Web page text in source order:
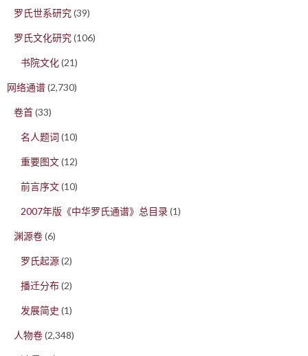
罗氏世系研究(39)
罗氏文化研究(106)
书院文化(21)
网络通谱(2,730)
卷首(33)
名人题词 (10)
重要图文(12)
前言序文(10)
2007年版《中华罗氏通谱》总目录(1)
渊源卷(6)
罗氏起源(2)
播迁分布(2)
发展简史 (1)
人物卷(2,348)